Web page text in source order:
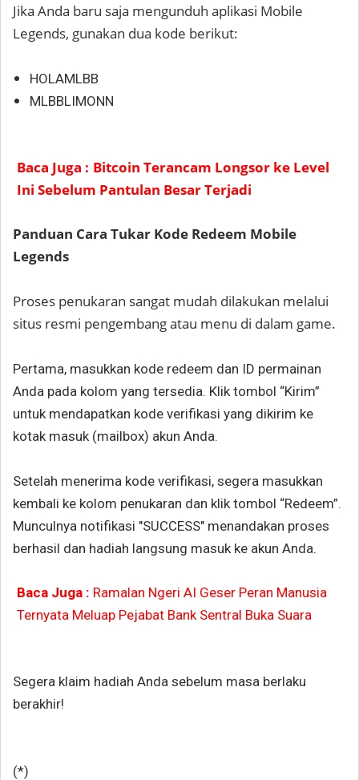
Jika Anda baru saja mengunduh aplikasi Mobile
Legends, gunakan dua kode berikut:
HOLAMLBB
MLBBLIMONN
Baca Juga : Bitcoin Terancam Longsor ke Level
Ini Sebelum Pantulan Besar Terjadi
Panduan Cara Tukar Kode Redeem Mobile
Legends
Proses penukaran sangat mudah dilakukan melalui
situs resmi pengembang atau menu di dalam game.
Pertama, masukkan kode redeem dan ID permainan
Anda pada kolom yang tersedia. Klik tombol “Kirim”
untuk mendapatkan kode verifikasi yang dikirim ke
kotak masuk (mailbox) akun Anda.
Setelah menerima kode verifikasi, segera masukkan
kembali ke kolom penukaran dan klik tombol “Redeem”.
Munculnya notifikasi "SUCCESS" menandakan proses
berhasil dan hadiah langsung masuk ke akun Anda.
Baca Juga : Ramalan Ngeri AI Geser Peran Manusia
Ternyata Meluap Pejabat Bank Sentral Buka Suara
Segera klaim hadiah Anda sebelum masa berlaku
berakhir!
(*)